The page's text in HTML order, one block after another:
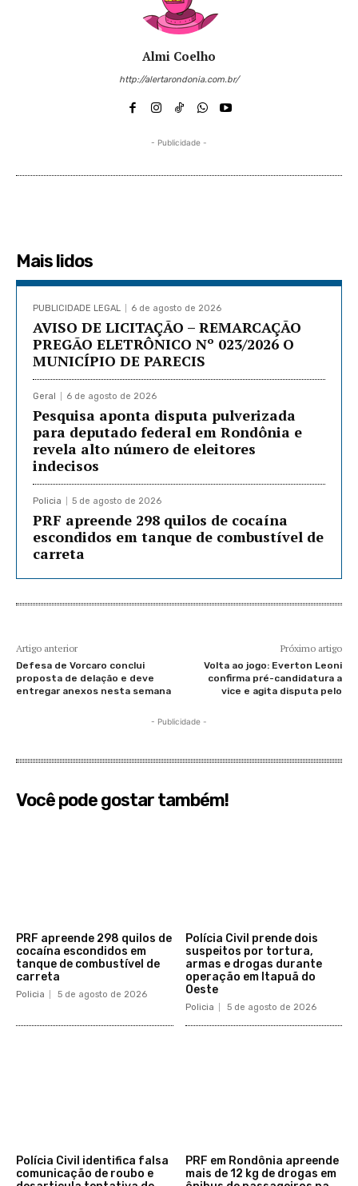
Almi Coelho
http://alertarondonia.com.br/
- Publicidade -
Mais lidos
PUBLICIDADE LEGAL 6 de agosto de 2026
AVISO DE LICITAÇÃO – REMARCAÇÃO
PREGÃO ELETRÔNICO Nº 023/2026 O
MUNICÍPIO DE PARECIS
Geral 6 de agosto de 2026
Pesquisa aponta disputa pulverizada
para deputado federal em Rondônia e
revela alto número de eleitores
indecisos
Policia 5 de agosto de 2026
PRF apreende 298 quilos de cocaína
escondidos em tanque de combustível de
carreta
Artigo anterior
Defesa de Vorcaro conclui
proposta de delação e deve
entregar anexos nesta semana
Próximo artigo
Volta ao jogo: Everton Leoni
confirma pré-candidatura a
vice e agita disputa pelo
- Publicidade -
Você pode gostar também!
PRF apreende 298 quilos de
cocaína escondidos em
tanque de combustível de
carreta
Policia 5 de agosto de 2026
Polícia Civil prende dois
suspeitos por tortura,
armas e drogas durante
operação em Itapuã do
Oeste
Policia 5 de agosto de 2026
Polícia Civil identifica falsa
comunicação de roubo e
PRF em Rondônia apreende
mais de 12 kg de drogas em